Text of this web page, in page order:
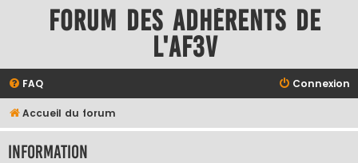
Forum des adhérents de
l'AF3V
FAQ Connexion
Accueil du forum
Information